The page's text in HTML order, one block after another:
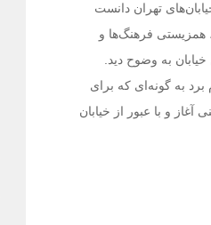
تهران دانست
همزیستی فرهنگ‌ها و
به وضوح دید.
برد به گونه‌ای که برای
و با عبور از خیابان